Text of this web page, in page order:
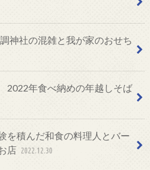
神社の混雑と我が家のおせち
年食べ納めの年越しそば
積んだ和食の料理人とバー
店 2022.12.30